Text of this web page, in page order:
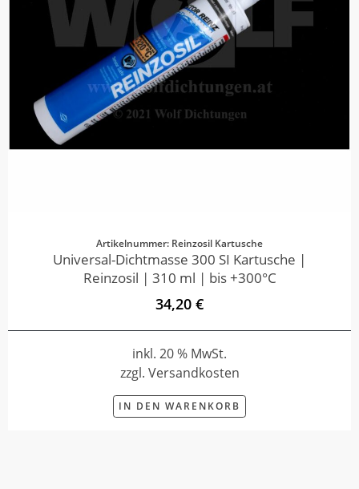
Artikelnummer: Reinzosil Kartusche
Universal-Dichtmasse 300 SI Kartusche |
Reinzosil | 310 ml | bis +300°C
34,20 €
inkl. 20 % MwSt.
zzgl. Versandkosten
IN DEN WARENKORB